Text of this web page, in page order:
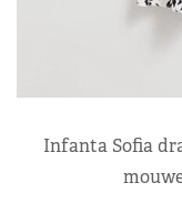
Infanta Sofia